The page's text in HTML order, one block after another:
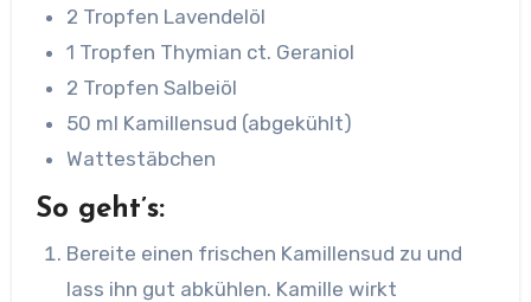
2 Tropfen Lavendelöl
1 Tropfen Thymian ct. Geraniol
2 Tropfen Salbeiöl
50 ml Kamillensud (abgekühlt)
Wattestäbchen
So geht’s:
Bereite einen frischen Kamillensud zu und
lass ihn gut abkühlen. Kamille wirkt